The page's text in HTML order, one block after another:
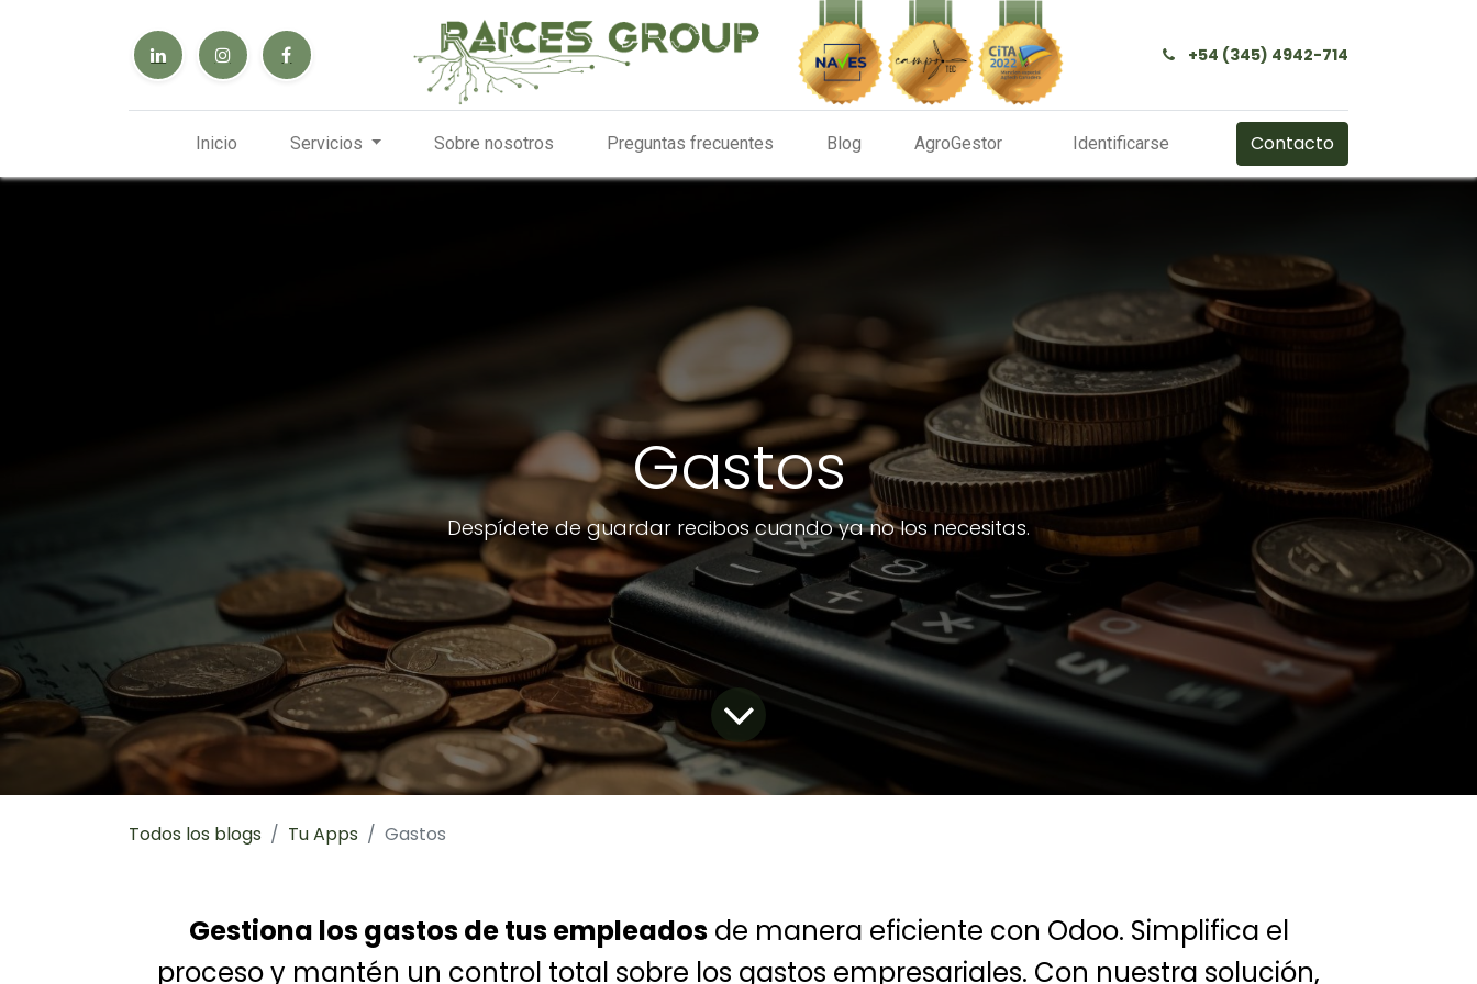
+54 (345) 4942-714
Inicio Servicios Sobre nosotros Preguntas frecuentes Blog AgroGestor Identificarse Contacto
Gastos
Despídete de guardar recibos cuando ya no los necesitas.
Todos los blogs Tu Apps Gastos
Gestiona los gastos de tus empleadosde manera eficiente con Odoo. Simplifica el
proceso y mantén un control total sobre los gastos empresariales. Con nuestra solución,